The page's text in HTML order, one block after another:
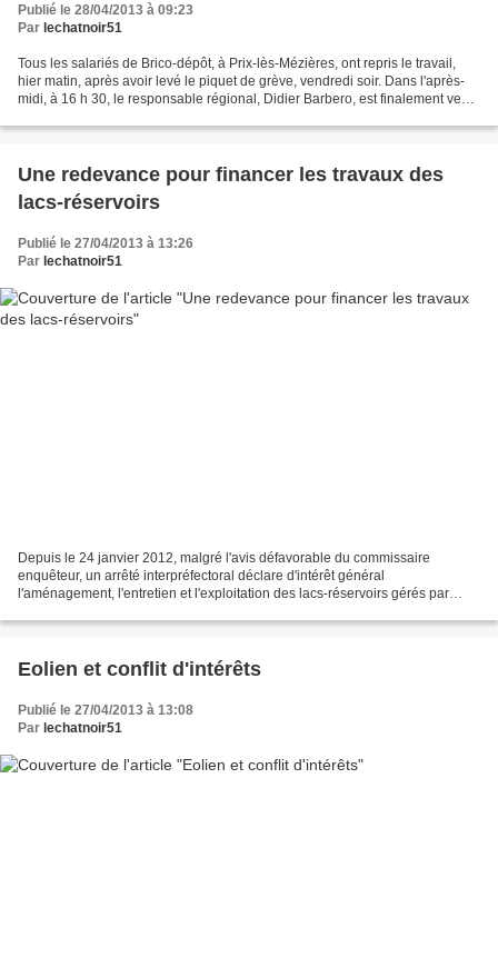
Publié le 28/04/2013 à 09:23
Par lechatnoir51
Tous les salariés de Brico-dépôt, à Prix-lès-Mézières, ont repris le travail,
hier matin, après avoir levé le piquet de grève, vendredi soir. Dans l'après-
midi, à 16 h 30, le responsable régional, Didier Barbero, est finalement venu
Une redevance pour financer les travaux des
lacs-réservoirs
Publié le 27/04/2013 à 13:26
Par lechatnoir51
Depuis le 24 janvier 2012, malgré l'avis défavorable du commissaire
enquêteur, un arrêté interpréfectoral déclare d'intérêt général
l'aménagement, l'entretien et l'exploitation des lacs-réservoirs gérés par
Eolien et conflit d'intérêts
Publié le 27/04/2013 à 13:08
Par lechatnoir51